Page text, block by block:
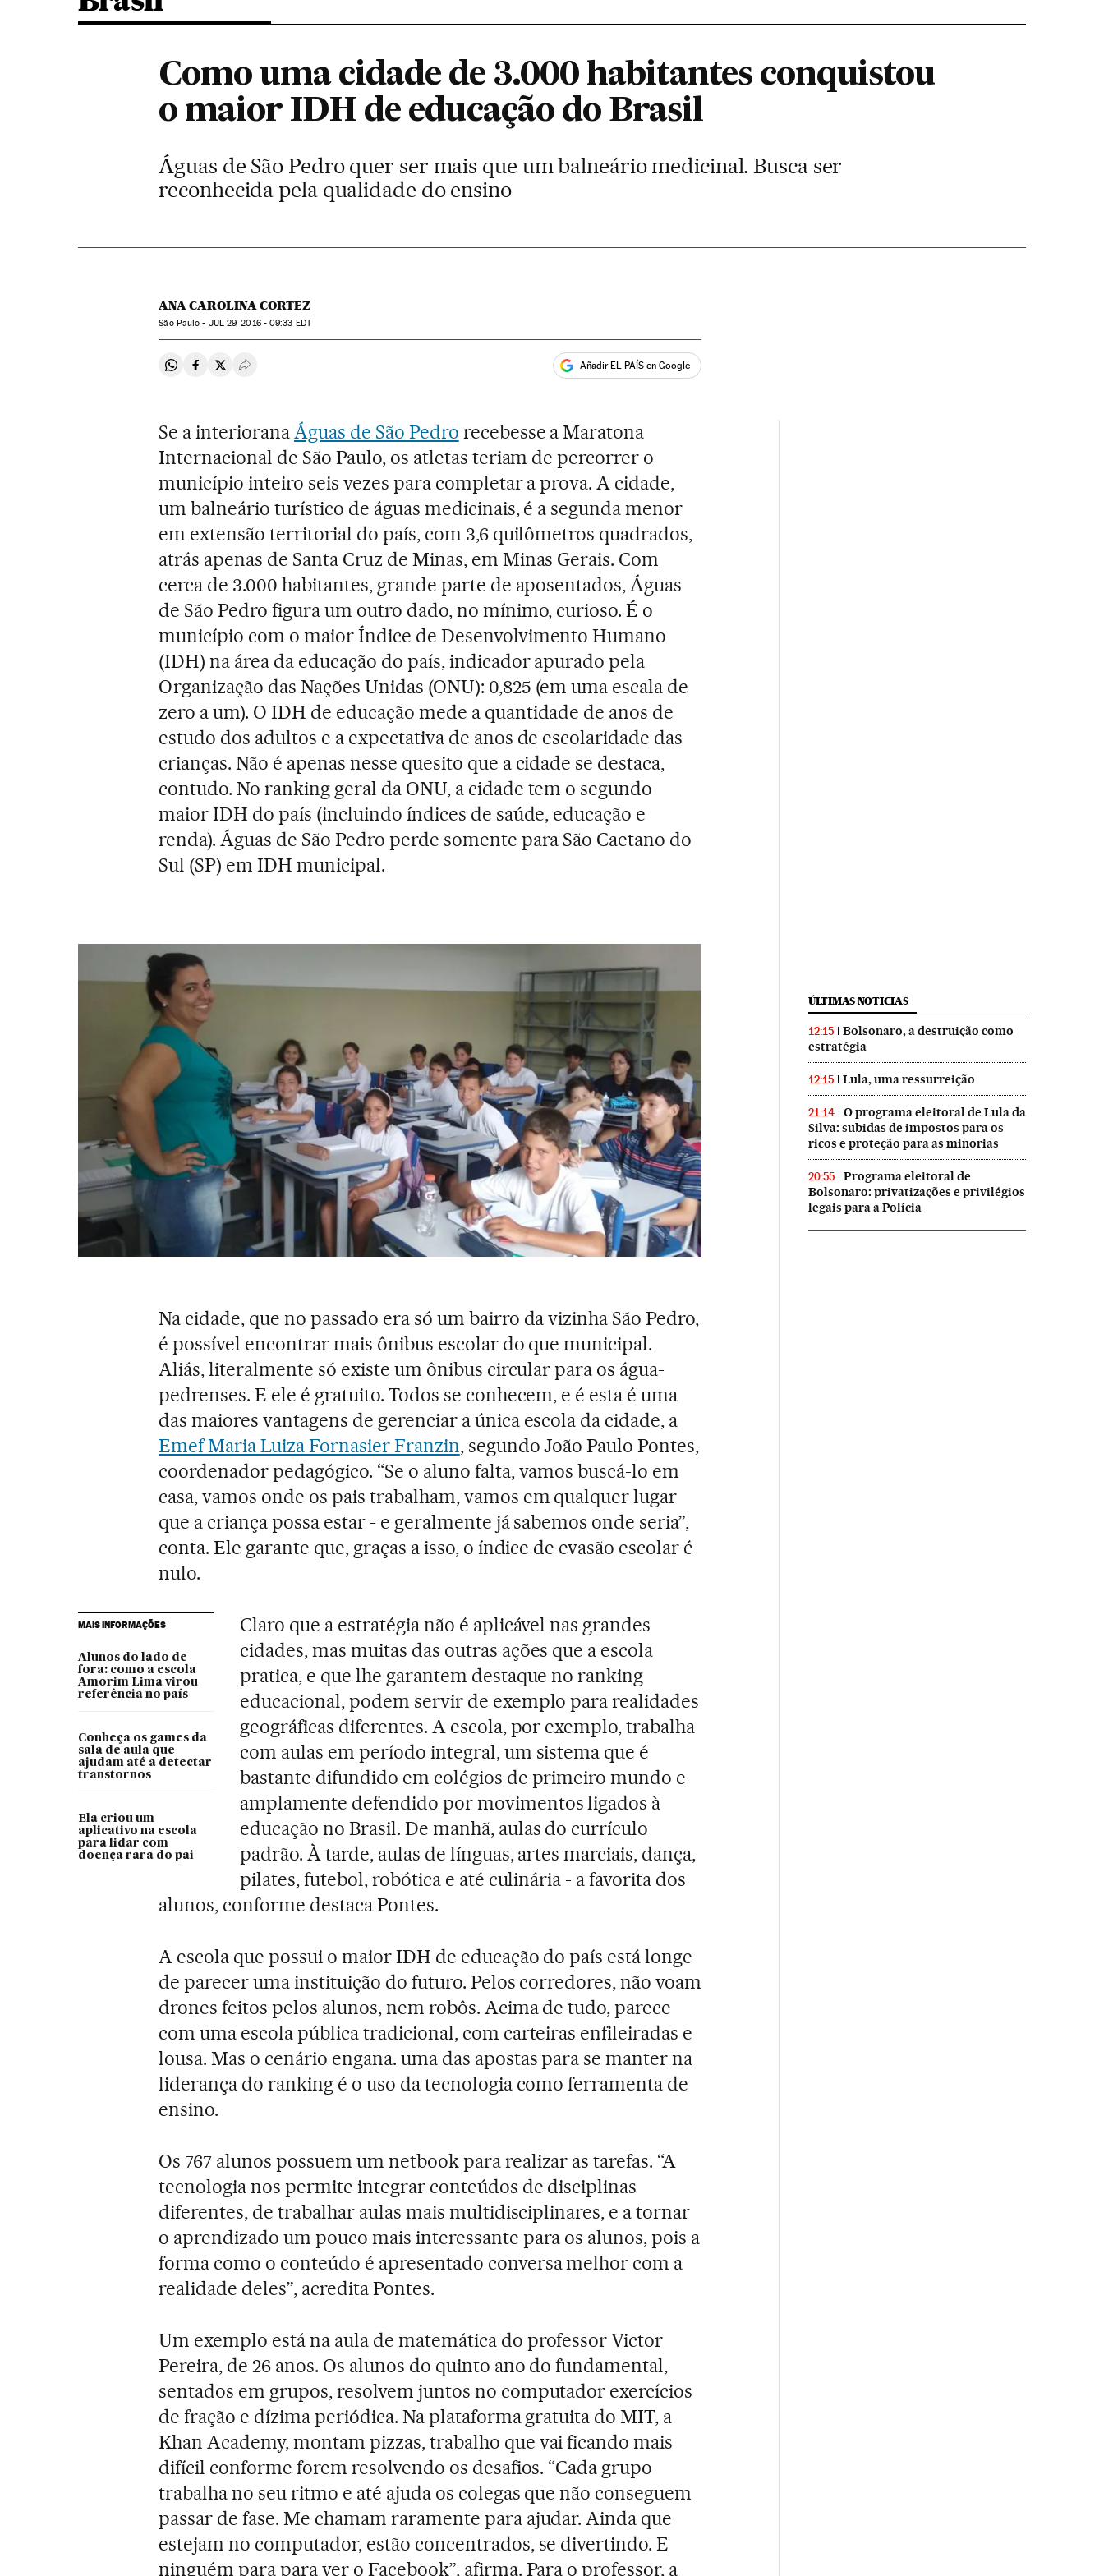
Como uma cidade de 3.000 habitantes conquistou
o maior IDH de educação do Brasil
Águas de São Pedro quer ser mais que um balneário medicinal. Busca ser
reconhecida pela qualidade do ensino
ANA CAROLINA CORTEZ
São Paulo - JUL29, 2016 - 09:33 EDT
Compartir en Whatsapp
Compartir en Facebook
Compartir en Twitter
Desplegar Redes Sociales Añadir EL PAÍS en Google
Se a interioranaÁguas de São Pedro recebesse a Maratona
Internacional de São Paulo, os atletas teriam de percorrer o
município inteiro seis vezes para completar a prova. A cidade,
um balneário turístico de águas medicinais, é a segunda menor
em extensão territorial do país, com 3,6 quilômetros quadrados,
atrás apenas de Santa Cruz de Minas, em Minas Gerais. Com
cerca de 3.000 habitantes, grande parte de aposentados, Águas
de São Pedro figura um outro dado, no mínimo, curioso. É o
município com o maior Índice de Desenvolvimento Humano
(IDH) na área da educação do país, indicador apurado pela
Organização das Nações Unidas (ONU): 0,825 (em uma escala de
zero a um). O IDH de educação mede a quantidade de anos de
estudo dos adultos e a expectativa de anos de escolaridade das
crianças. Não é apenas nesse quesito que a cidade se destaca,
contudo. No ranking geral da ONU, a cidade tem o segundo
maior IDH do país (incluindo índices de saúde, educação e
renda). Águas de São Pedro perde somente para São Caetano do
Sul (SP) em IDH municipal.
Na cidade, que no passado era só um bairro da vizinha São Pedro,
é possível encontrar mais ônibus escolar do que municipal.
Aliás, literalmente só existe um ônibus circular para os água-
pedrenses. E ele é gratuito. Todos se conhecem, e é esta é uma
das maiores vantagens de gerenciar a única escola da cidade, a
Emef Maria Luiza Fornasier Franzin, segundo João Paulo Pontes,
coordenador pedagógico. “Se o aluno falta, vamos buscá-lo em
casa, vamos onde os pais trabalham, vamos em qualquer lugar
que a criança possa estar - e geralmente já sabemos onde seria”,
conta. Ele garante que, graças a isso, o índice de evasão escolar é
nulo.
MAIS INFORMAÇÕES
Alunos do lado de
fora: como a escola
Amorim Lima virou
referência no país
Conheça os games da
sala de aula que
ajudam até a detectar
transtornos
Ela criou um
aplicativo na escola
para lidar com
doença rara do pai
Claro que a estratégia não é aplicável nas grandes
cidades, mas muitas das outras ações que a escola
pratica, e que lhe garantem destaque no ranking
educacional, podem servir de exemplo para realidades
geográficas diferentes. A escola, por exemplo, trabalha
com aulas em período integral, um sistema que é
bastante difundido em colégios de primeiro mundo e
amplamente defendido por movimentos ligados à
educação no Brasil. De manhã, aulas do currículo
padrão. À tarde, aulas de línguas, artes marciais, dança,
pilates, futebol, robótica e até culinária - a favorita dos
alunos, conforme destaca Pontes.
A escola que possui o maior IDH de educação do país está longe
de parecer uma instituição do futuro. Pelos corredores, não voam
drones feitos pelos alunos, nem robôs. Acima de tudo, parece
com uma escola pública tradicional, com carteiras enfileiradas e
lousa. Mas o cenário engana. uma das apostas para se manter na
liderança do ranking é o uso da tecnologia como ferramenta de
ensino.
Os 767 alunos possuem um netbook para realizar as tarefas. “A
tecnologia nos permite integrar conteúdos de disciplinas
diferentes, de trabalhar aulas mais multidisciplinares, e a tornar
o aprendizado um pouco mais interessante para os alunos, pois a
forma como o conteúdo é apresentado conversa melhor com a
realidade deles”, acredita Pontes.
Um exemplo está na aula de matemática do professor Victor
Pereira, de 26 anos. Os alunos do quinto ano do fundamental,
sentados em grupos, resolvem juntos no computador exercícios
de fração e dízima periódica. Na plataforma gratuita do MIT, a
Khan Academy, montam pizzas, trabalho que vai ficando mais
difícil conforme forem resolvendo os desafios. “Cada grupo
trabalha no seu ritmo e até ajuda os colegas que não conseguem
passar de fase. Me chamam raramente para ajudar. Ainda que
estejam no computador, estão concentrados, se divertindo. E
ninguém para para ver o Facebook”, afirma. Para o professor, a
ÚLTIMAS NOTICIAS
12:15
Bolsonaro, a destruição como
estratégia
12:15 Lula, uma ressurreição
21:14
O programa eleitoral de Lula da
Silva: subidas de impostos para os
ricos e proteção para as minorias
20:55
Programa eleitoral de
Bolsonaro: privatizações e privilégios
legais para a Polícia